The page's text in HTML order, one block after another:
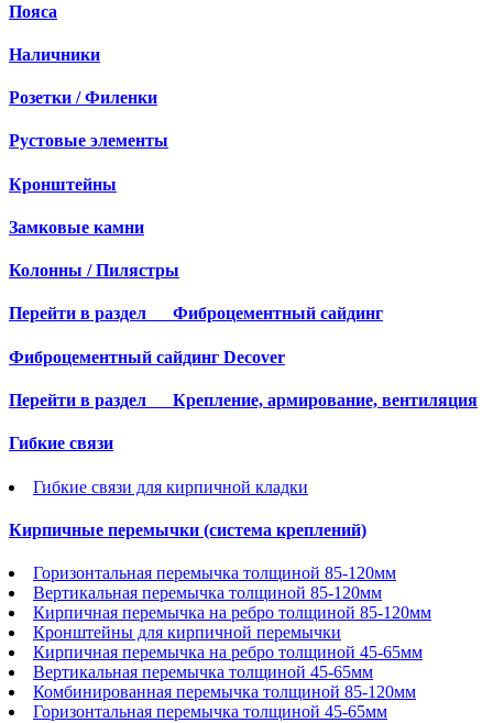
Пояса
Наличники
Розетки / Филенки
Рустовые элементы
Кронштейны
Замковые камни
Колонны / Пилястры
Перейти в раздел Фиброцементный сайдинг
Фиброцементный сайдинг Decover
Перейти в раздел Крепление, армирование, вентиляция
Гибкие связи
Гибкие связи для кирпичной кладки
Кирпичные перемычки (система креплений)
Горизонтальная перемычка толщиной 85-120мм
Вертикальная перемычка толщиной 85-120мм
Кирпичная перемычка на ребро толщиной 85-120мм
Кронштейны для кирпичной перемычки
Кирпичная перемычка на ребро толщиной 45-65мм
Вертикальная перемычка толщиной 45-65мм
Комбинированная перемычка толщиной 85-120мм
Горизонтальная перемычка толщиной 45-65мм